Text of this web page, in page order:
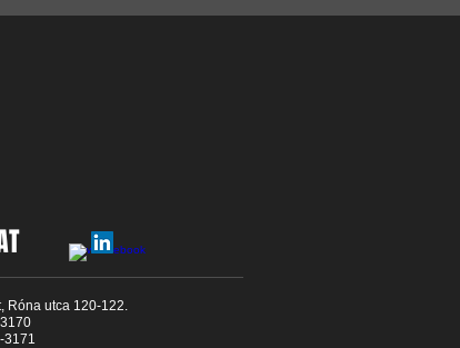
Róna utca 120-122.
3171